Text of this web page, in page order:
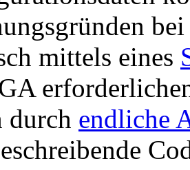
mittels eines
durch endliche